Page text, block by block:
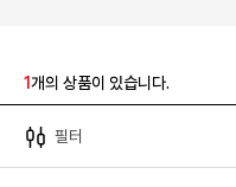
1개의 상품이 있습니다.
필터